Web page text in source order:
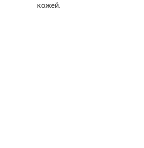
кожей.